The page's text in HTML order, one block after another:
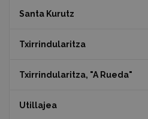
Santa Kurutz
Txirrindularitza
Txirrindularitza, "A Rueda"
Utillajea